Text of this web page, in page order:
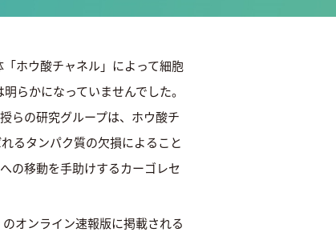
ホウ酸チャネル」によって細胞
らかになっていませんでした。
らの研究グループは、ホウ酸チ
るタンパク質の欠損によること
の移動を手助けするカーゴレセ
オンライン速報版に掲載される